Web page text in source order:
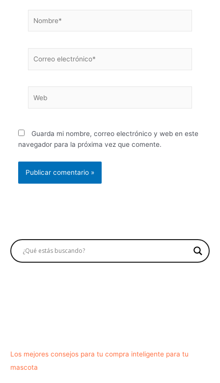
electrónico*
Guarda mi nombre, correo electrónico y web en este
navegador para la próxima vez que comente.
Los mejores consejos para tu compra inteligente para tu
mascota